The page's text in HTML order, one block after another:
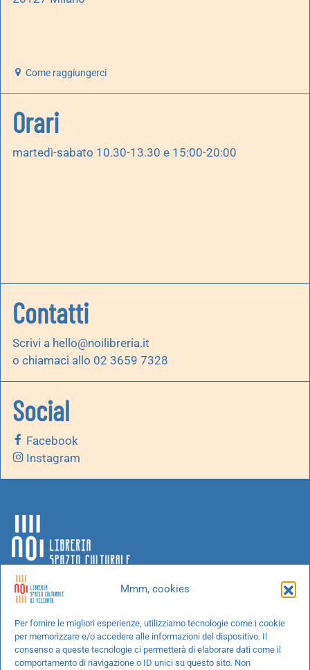
Mmm, cookies
Per fornire le migliori esperienze, utilizziamo tecnologie come i cookie
per memorizzare e/o accedere alle informazioni del dispositivo. Il
consenso a queste tecnologie ci permetterà di elaborare dati come il
comportamento di navigazione o ID unici su questo sito. Non
Come raggiungerci
Orari
martedì-sabato 10.30-13.30 e 15:00-20:00
Contatti
Scrivi a hello@noilibreria.it
o chiamaci allo 02 3659 7328
Social
Facebook
Instagram
Chi siamo
Progetti speciali
Richiedi un libro